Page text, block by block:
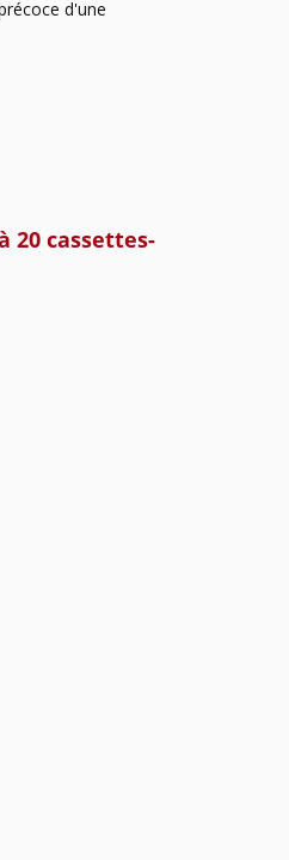
d'une
20 cassettes-